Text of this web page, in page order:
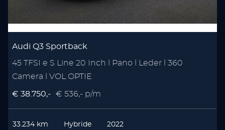
Audi Q3 Sportback
45 TFSI e S Line 20 Inch l Pano l Leder l 360
Camera l VOL OPTIE
€ 38.750,- € 536,- p/m
33.234 km Hybride 2022